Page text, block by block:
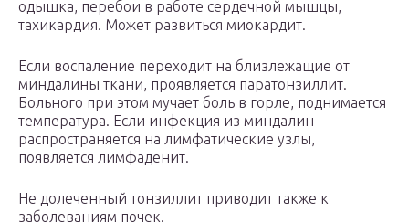
одышка, перебои в работе сердечной мышцы,
тахикардия. Может развиться миокардит.
Если воспаление переходит на близлежащие от
миндалины ткани, проявляется паратонзиллит.
Больного при этом мучает боль в горле, поднимается
температура. Если инфекция из миндалин
распространяется на лимфатические узлы,
появляется лимфаденит.
Не долеченный тонзиллит приводит также к
заболеваниям почек.